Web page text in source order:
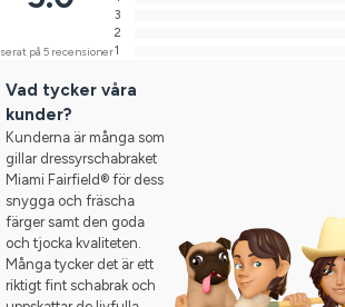
på 5 recensioner
3
2
1
Vad tycker våra
kunder?
Kunderna är många som
gillar dressyrschabraket
Miami Fairfield® för dess
snygga och fräscha
färger samt den goda
och tjocka kvaliteten.
Många tycker det är ett
riktigt fint schabrak och